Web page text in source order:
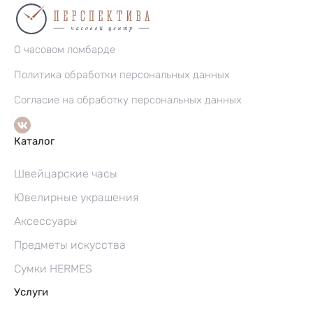
О часовом ломбарде
Политика обработки персональных данных
Согласие на обработку персональных данных
Каталог
Швейцарские часы
Ювелирные украшения
Аксессуары
Предметы искусства
Сумки HERMES
Услуги